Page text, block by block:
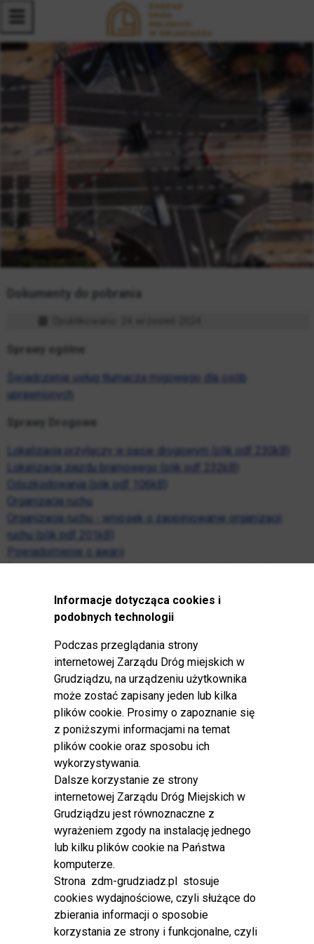
Informacje dotycząca cookies i
podobnych technologii
Podczas przeglądania strony
internetowej Zarządu Dróg miejskich w
Grudziądzu, na urządzeniu użytkownika
może zostać zapisany jeden lub kilka
plików cookie. Prosimy o zapoznanie się
z poniższymi informacjami na temat
plików cookie oraz sposobu ich
wykorzystywania.
Dalsze korzystanie ze strony
internetowej Zarządu Dróg Miejskich w
Grudziądzu jest równoznaczne z
wyrażeniem zgody na instalację jednego
lub kilku plików cookie na Państwa
komputerze.
Strona zdm-grudziadz.pl stosuje
cookies wydajnościowe, czyli służące do
zbierania informacji o sposobie
korzystania ze strony i funkcjonalne, czyli
Dokumenty do pobrania
Sprawy ogólne
Świadczenie usług tłumacza migowego dla osób
uprawnionych
Sprawy Drogowe
Lokalizacja przyłączy w pasie drogowym (plik pdf 230kB)
Lokalizacja zjazdu bramowego (plik pdf 232kB)
Odszkodowania (plik pdf 106kB)
Organizacja ruchu
Organizacja ruchu - wniosek o zaopiniowanie organizacji
ruchu (plik pdf 201kB)
Powiadomienie o awarii
Wyznaczenie miejsca postojowego zastrzeżonego dla osoby
niepełnosprawnej (plik pdf 232kB)
szczególny
Zajęcie pasa drogowego na prawach wyłączności (plik pdf
Zajęcie pasa drogowego w celu umieszczenia obiektu
budowlanego (plik pdf 164kB)
Zajęcie pasa drogowego w celu umieszczenia reklamy (plik
pdf 163kB)
Zajęcie pasa drogowego w celu umieszczenia reklamy -
plakatów / haseł wyborczych
Zajęcie pasa drogowego w celu umieszczenia urządzenia
(plik pdf 162kB)
Zajęcie pasa drogwego na czas robót (plik pdf 165kB)
Strefa Płatnego Parkowania
Identyfikator w Strefie Płatnego Parkowania